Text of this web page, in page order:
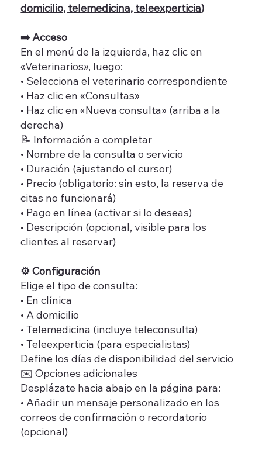
domicilio, telemedicina, teleexperticia)
➡️ Acceso
En el menú de la izquierda, haz clic en
«Veterinarios», luego:
• Selecciona el veterinario correspondiente
• Haz clic en «Consultas»
• Haz clic en «Nueva consulta» (arriba a la
derecha)
📝 Información a completar
• Nombre de la consulta o servicio
• Duración (ajustando el cursor)
• Precio (obligatorio: sin esto, la reserva de
citas no funcionará)
• Pago en línea (activar si lo deseas)
• Descripción (opcional, visible para los
clientes al reservar)
⚙️ Configuración
Elige el tipo de consulta:
• En clínica
• A domicilio
• Telemedicina (incluye teleconsulta)
• Teleexperticia (para especialistas)
Define los días de disponibilidad del servicio
✉️ Opciones adicionales
Desplázate hacia abajo en la página para:
• Añadir un mensaje personalizado en los
correos de confirmación o recordatorio
(opcional)